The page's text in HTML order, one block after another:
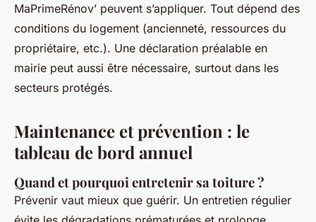
MaPrimeRénov’ peuvent s’appliquer. Tout dépend des
conditions du logement (ancienneté, ressources du
propriétaire, etc.). Une déclaration préalable en
mairie peut aussi être nécessaire, surtout dans les
secteurs protégés.
Maintenance et prévention : le
tableau de bord annuel
Quand et pourquoi entretenir sa toiture ?
Prévenir vaut mieux que guérir. Un entretien régulier